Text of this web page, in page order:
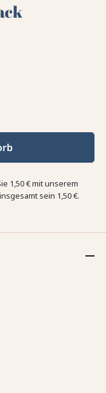
1,50 €mit unserem
sein 1,50 €.